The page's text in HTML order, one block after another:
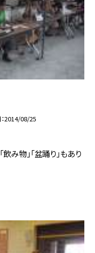
2014/08/25
み物」「盆踊り」もあり